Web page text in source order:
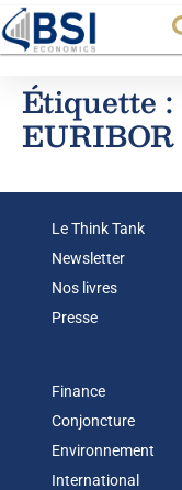
Étiquette :
EURIBOR
Le Think Tank
Newsletter
Nos livres
Presse
Finance
Conjoncture
Environnement
International